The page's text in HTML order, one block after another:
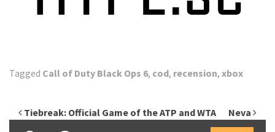
Tagged Call of Duty Black Ops 6, cod, recension, xbox
Inläggsnavigering
Tiebreak: Official Game of the ATP and WTA Neva